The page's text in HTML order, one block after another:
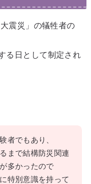
震災」の犠牲者の
る日として制定され
者でもあり、
まで結構防災関連
多かったので
特別意識を持って